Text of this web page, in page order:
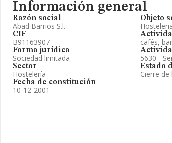
Información general
Razón social
Abad Barrios S.l.
CIF
B91163907
Forma jurídica
Sociedad limitada
Sector
Hostelería
Fecha de constitución
10-12-2001
Objeto
cafés,
5630 -
Estado
Cierre